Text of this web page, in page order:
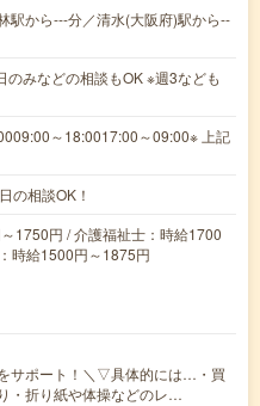
駅から---分／清水(大阪府)駅から--
のみなどの相談もOK ※週3なども
～18:0017:00～09:00※ 上記
の相談OK！
1750円 / 介護福祉士：時給1700
時給1500円～1875円
サポート！＼▽具体的には…・買
・折り紙や体操などのレ…